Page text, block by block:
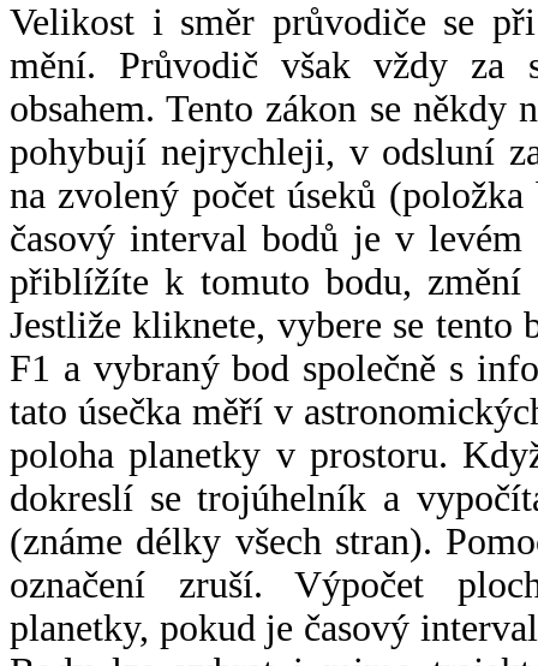
Velikost i směr průvodiče se
mění. Průvodič však vždy za
obsahem. Tento zákon se někdy
pohybují nejrychleji, v odsluní
na zvolený počet úseků
časový interval bodů je v
přiblížíte k tomuto bodu,
Jestliže kliknete, vybere se tento
F1 a vybraný bod společně s
tato úsečka měří v
poloha planetky v prostoru.
dokreslí se trojúhelník a
(známe délky všech stran).
označení zruší. Výpočet
planetky, pokud je časový